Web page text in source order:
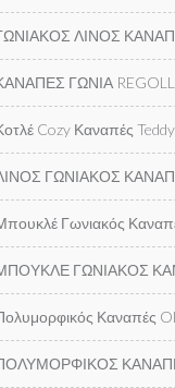
ΛΙΝΟΣ
ΓΩΝΙΑ
Cozy Καναπές Teddy
ΓΩΝΙΑΚΟΣ
Γωνιακός
ΓΩΝΙΑΚΟΣ
Καναπές